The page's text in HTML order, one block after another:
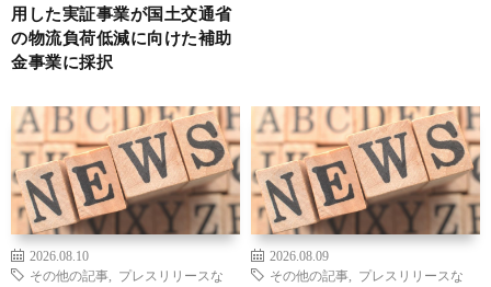
用した実証事業が国土交通省
の物流負荷低減に向けた補助
金事業に採択
2026.08.10
その他の記事
プレスリリースな
2026.08.09
その他の記事
プレスリリースな